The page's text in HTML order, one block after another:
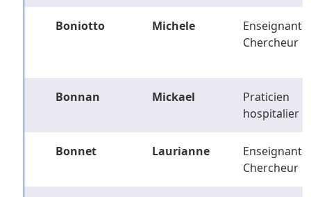
Boniotto Michele
Enseignant-
Chercheur
Bonnan Mickael
Praticien
hospitalier
Bonnet Laurianne
Enseignant-
Chercheur